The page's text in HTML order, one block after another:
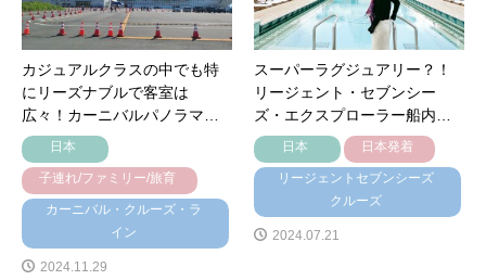
カジュアルクラスの中でも特
にリーズナブルで客室は
広々！カーニバルパノラマ…
日本
子連れ/ファミリー/旅育
カーニバル・クルーズ・ラ
イン
2024.11.29
スーパーラグジュアリー？！
リージェント・セブンシー
ズ・エクスプローラー船内…
日本 日本発着
リージェントセブンシーズ
クルーズ
2024.07.21